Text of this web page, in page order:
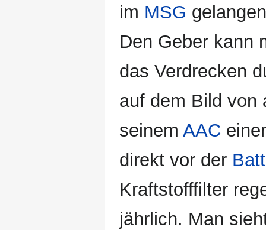
im MSG
Den Geber kann
das Verdrecken
auf dem Bild von
seinem AAC
direkt vor der
Kraftstofffilter
jährlich. Man